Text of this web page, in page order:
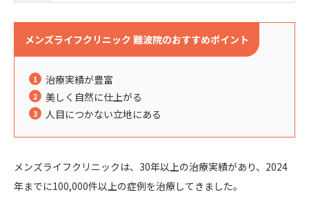
メンズライフクリニック 難波院のおすすめポイント
治療実績が豊富
美しく自然に仕上がる
人目につかない立地にある
メンズライフクリニックは、30年以上の治療実績があり、2024
年までに100,000件以上の症例を治療してきました。